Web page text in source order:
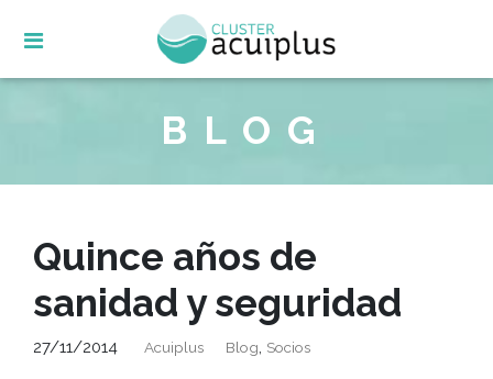
BLOG
Quince años de
sanidad y seguridad
27/11/2014 Acuiplus Blog, Socios